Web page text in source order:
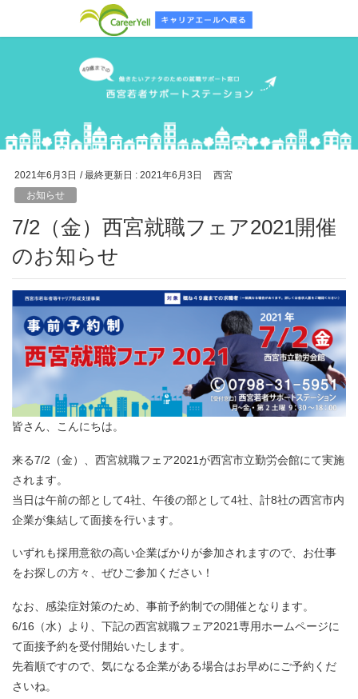
2021年6月3日 / 最終更新日 : 2021年6月3日
西宮
お知らせ
7/2（金）西宮就職フェア2021開催
のお知らせ
皆さん、こんにちは。
来る7/2（金）、西宮就職フェア2021が西宮市立勤労会館にて実施
されます。
当日は午前の部として4社、午後の部として4社、計8社の西宮市内
企業が集結して面接を行います。
いずれも採用意欲の高い企業ばかりが参加されますので、お仕事
をお探しの方々、ぜひご参加ください！
なお、感染症対策のため、事前予約制での開催となります。
6/16（水）より、下記の西宮就職フェア2021専用ホームページに
て面接予約を受付開始いたします。
先着順ですので、気になる企業がある場合はお早めにご予約くだ
さいね。